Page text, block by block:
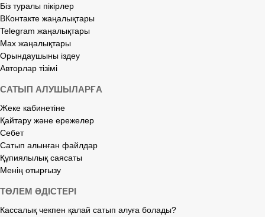
Біз туралы пікірлер
ВКонтакте жаңалықтары
Telegram жаңалықтары
Max жаңалықтары
Орындаушыны іздеу
Авторлар тізімі
САТЫП АЛУШЫЛАРҒА
Жеке кабинетіне
Қайтару және ережелер
Себет
Сатып алынған файлдар
Құпиялылық саясаты
Менің отырғызу
ТӨЛЕМ ӘДІСТЕРІ
Кассалық чекпен қалай сатып алуға болады?